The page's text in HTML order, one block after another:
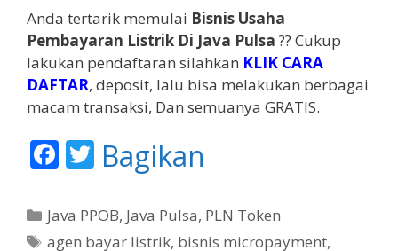
Anda tertarik memulai Bisnis Usaha
Pembayaran Listrik Di Java Pulsa ?? Cukup
lakukan pendaftaran silahkan KLIK CARA
DAFTAR, deposit, lalu bisa melakukan berbagai
macam transaksi, Dan semuanya GRATIS.
F
e
b
T
itt
er
Bagikan
K
a
Java PPOB, Java Pulsa, PLN Token
T
agen bayar listrik, bisnis micropayment,